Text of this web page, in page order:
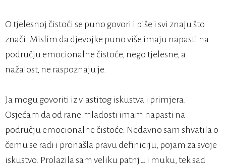
O tjelesnoj čistoći se puno govori i piše i svi znaju što
znači. Mislim da djevojke puno više imaju napasti na
području emocionalne čistoće, nego tjelesne, a
nažalost, ne raspoznaju je.
Ja mogu govoriti iz vlastitog iskustva i primjera.
Osjećam da od rane mladosti imam napasti na
području emocionalne čistoće. Nedavno sam shvatila o
čemu se radi i pronašla pravu definiciju, pojam za svoje
iskustvo. Prolazila sam veliku patnju i muku, tek sad